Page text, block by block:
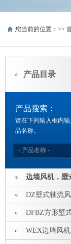
您当前的位置：>>
产品目录
产品搜索：
请在下列输入框内
品名称。
边墙风机，壁
DZ壁式轴流
DFBZ方形壁
WEX边墙风机